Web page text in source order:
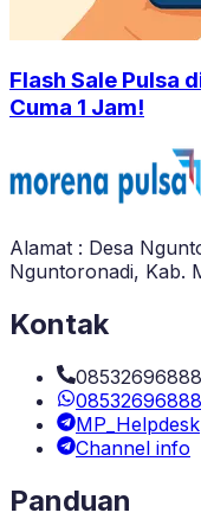
Flash Sale Pulsa
Cuma 1 Jam!
Alamat : Desa
Nguntoronadi, Kab.
Kontak
MP_Helpdesk
Channel info
Panduan